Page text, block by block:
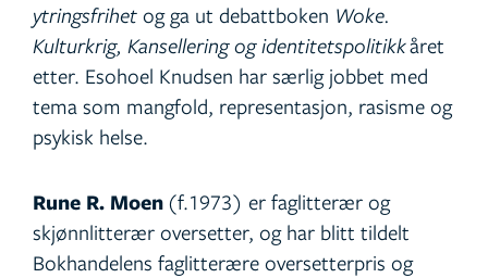
ytringsfrihet og ga ut debattboken Woke.
Kulturkrig, Kansellering og identitetspolitikkåret
etter. Esohoel Knudsen har særlig jobbet med
tema som mangfold, representasjon, rasisme og
psykisk helse.
Rune R. Moen (f.1973) er faglitterær og
skjønnlitterær oversetter, og har blitt tildelt
Bokhandelens faglitterære oversetterpris og